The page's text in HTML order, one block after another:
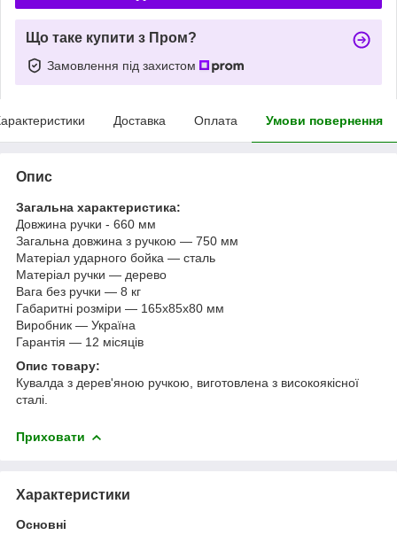
Що таке купити з Пром?
Замовлення під захистом
Доставка Оплата Умови повернення
Опис
Загальна характеристика:
Довжина ручки - 660 мм
Загальна довжина з ручкою — 750 мм
Матеріал ударного бойка — сталь
Матеріал ручки — дерево
Вага без ручки — 8 кг
Габаритні розміри — 165х85х80 мм
Виробник — Україна
Гарантія — 12 місяців
Опис товару:
Кувалда з дерев'яною ручкою, виготовлена з високоякісної
сталі.
Приховати
Характеристики
Основні